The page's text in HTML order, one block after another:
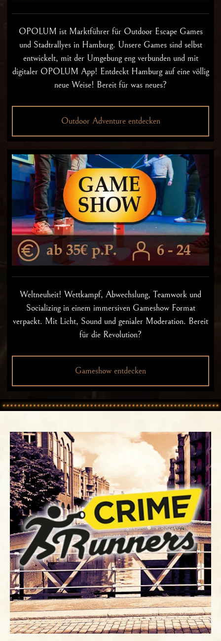
OPOLUM ist Marktführer für Outdoor Escape Games
und Stadtrallyes in Hamburg. Unsere Games sind selbst
entwickelt, mit der Umgebung eng verbunden und mit
digitaler OPOLUM App! Entdeckt Hamburg auf eine völlig
neue Weise! Bereit für was neues?
Outdoor Adventure entdecken
Weltneuheit! Wettkampf, Abwechslung, Teamwork und
Socializing in einem immersiven Gameshow Format
verpackt. Mit Licht, Sound und genialer Moderation. Bereit
für die Revolution?
Gameshow entdecken